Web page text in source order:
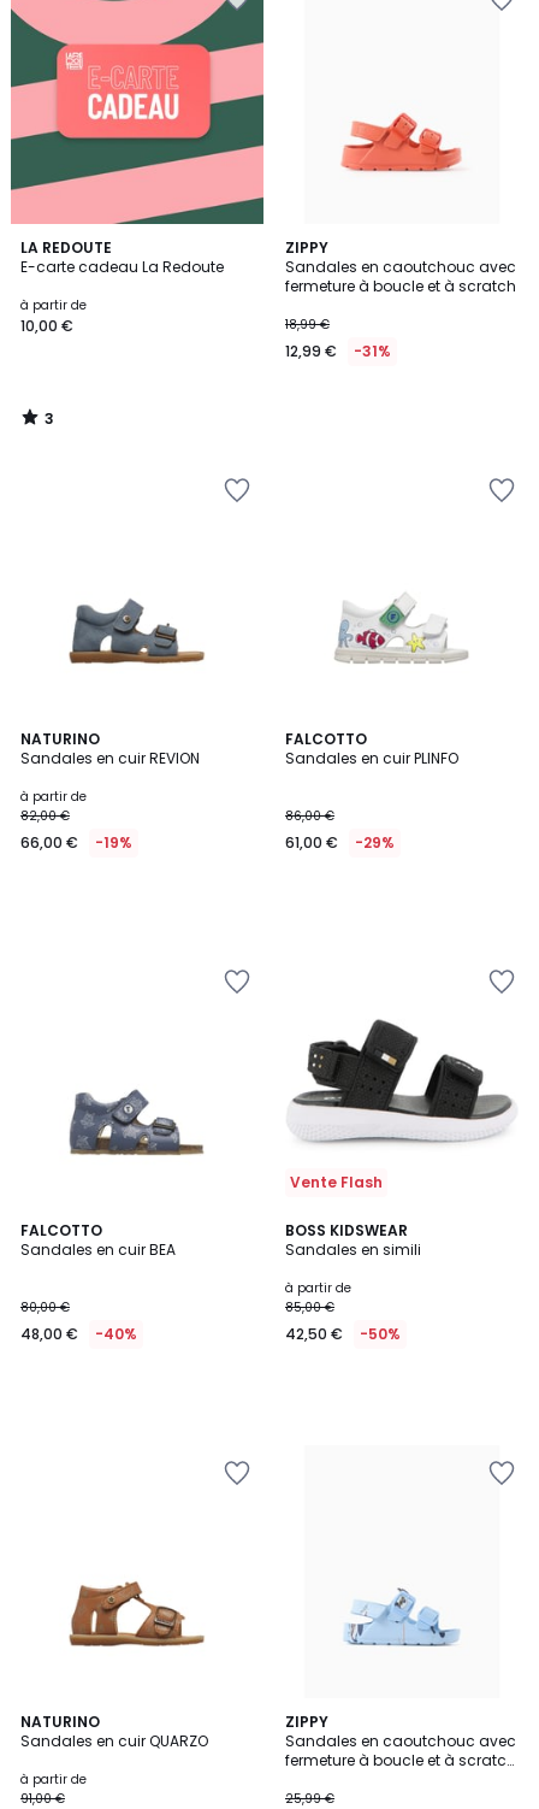
LA REDOUTE
E-carte cadeau La Redoute
à partir de
10,00 €
3
/
3
/
ZIPPY
Sandales en caoutchouc avec
fermeture à boucle et à scratch
18,99 €
12,99 € -31%
NATURINO
Sandales en cuir REVION
à partir de
82,00 €
66,00 € -19%
FALCOTTO
Sandales en cuir PLINFO
86,00 €
61,00 € -29%
FALCOTTO
Sandales en cuir BEA
80,00 €
48,00 € -40%
Vente Flash
BOSS KIDSWEAR
Sandales en simili
à partir de
85,00 €
42,50 € -50%
NATURINO
Sandales en cuir QUARZO
à partir de
91,00 €
ZIPPY
Sandales en caoutchouc avec
fermeture à boucle et à scratch
25,99 €